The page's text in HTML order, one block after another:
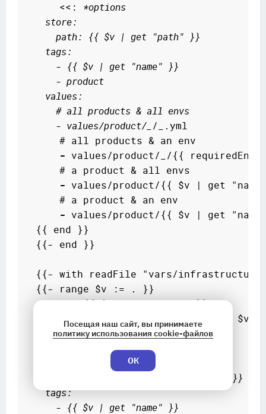
      <<:
*options
    store:
      path: {{ $v | get "path" }}
    tags:
      - {{ $v | get "name" }}
      - product
    values:
      # all products & all envs
      - values/product/_
/_.yml
      # all products & an env
- values/product/_/{{ requiredEnv
      # a product & all envs
- values/product/{{ $v | get
      # a product & an env
- values/product/{{ $v | get "name"
  {{ end }}
  {{- end }}
{{- with readFile "vars/
  {{- range $v := . }}
- name: {{ $v | get "name" }}
chart: {{ $v | get "repo" }}/{{ $v |
    options:
*options
      chartpathoptions:
        version: {{ $v | get "version" }}
    tags:
      - {{ $v | get "name" }}
Посещая наш сайт, вы принимаете
политику использования cookie-файлов
ОК